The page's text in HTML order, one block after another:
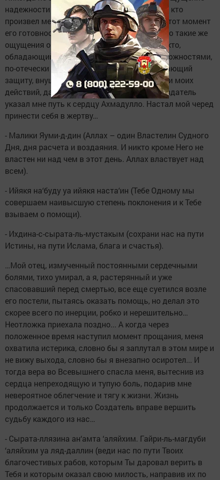
надежности и бесконечного доверия к тому, кто
произвел меня на свет; поразившая меня в тот момент
его готовность к самопожертвованию. Точно такие же
ощущения овладели мною теперь, будто некто,
обладающий безграничной властью и возможностями,
по-отечески развернул надо мною шатер, дающий
защиту, внушил уверенность в правильности моих
действий, дал мне свое благословение… Создатель
указал мне путь к сердцу Ахмадулло. Настал мой черед
принести себя в жертву…
- Малики Яуми-д-дин (Аллах – один Властелин Судного
Дня, дня расчета и воздаяния. И никто кроме Него не
властен ни над чем в этот день. Аллах властвует над
всем).
- Ийякя на‘буду уа ийякя наста‘ин (Тебе Одному мы
совершаем наивысшую степень поклонения и к Тебе
взываем о помощи).
- Ихдина-с-сырата-ль-мустакым (сохрани нас на пути
Истины, на пути Ислама, блага и счастья).
…Мой отец, измученный постоянными сердечными
болями, тихо умирал, а я, растерянный и уже
спасовавший перед смертью, все еще суетился возле
его постели, пытаясь оказать помощь, но делал это
скорее всего по инерции, робко и нерешительно…
Неотложка приехала поздно... А когда через
положенное время наступил момент прощания, меня
охватила истерика, словно бы я заплутал в этом мире и
не вижу выхода, словно бы я внезапно осиротел... И
тогда вера во Всевышнего спасла меня, вытеснив из
сердца непреходящую и тупую боль, подарив мне
невероятное облегчение и тягу к жизни. Жизнь
продолжается и только Создатель вправе вершить
судьбу каждого из нас…
- Сырата-ллязина ан‘амта ‘аляйхим. Гайри-ль-магдуби
‘аляйхим уа ляд-даллин (веди нас по пути Твоих
благочестивых рабов, которым Ты даровал верить в
Тебя и которым оказал свою милость, направив их по